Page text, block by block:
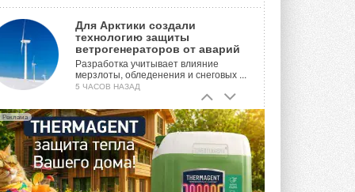
Для Арктики создали
технологию защиты
ветрогенераторов от аварий
Разработка учитывает влияние
мерзлоты, обледенения и снеговых ...
5 ЧАСОВ НАЗАД
Гибридный тепловой насос PV/T
с одним общим испарителем
Исследователи предложили
конструкцию двухисточникового ...
ВЧЕРА
Реклама